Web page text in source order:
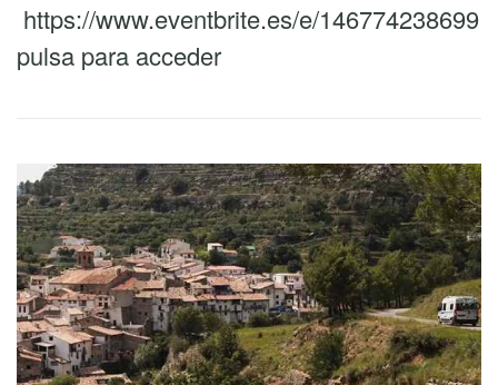
https://www.eventbrite.es/e/146774238699
pulsa para acceder